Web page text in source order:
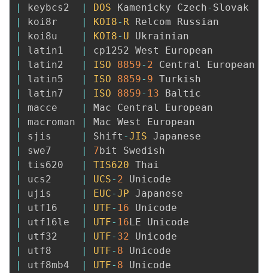
|
keybcs2 | DOS Kamenicky Czech-
|
koi8r | KOI8- R Relcom
|
koi8u | KOI8- U
|
latin1 |
cp1252 West
|
latin2 | ISO 8859- 2 Central
|
latin5 | ISO 8859- 9
|
latin7 | ISO 8859- 13
|
macce |
Mac Central
|
macroman |
Mac West
|
sjis | Shift -JIS
|
swe7 | 7bit
|
tis620 | TIS620
|
ucs2 | UCS- 2
|
ujis | EUC-JP
|
utf16 | UTF- 16
|
utf16le | UTF- 16LE
|
utf32 | UTF- 32
|
utf8 | UTF- 8
|
utf8mb4 | UTF- 8